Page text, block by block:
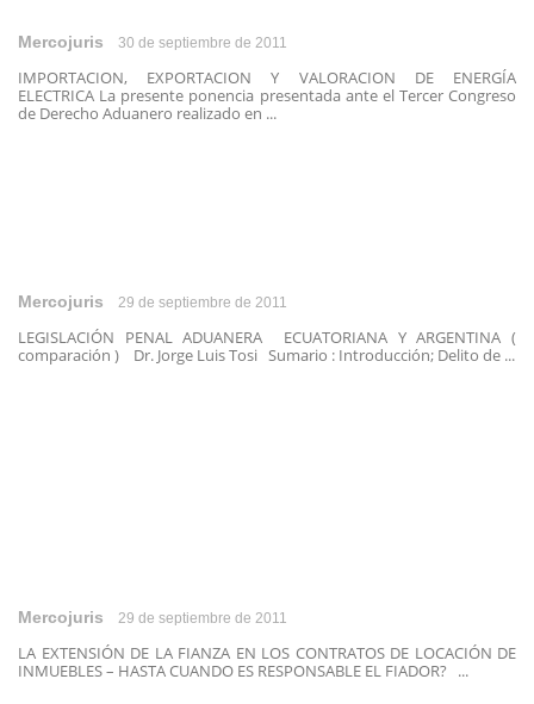
Mercojuris 30 de septiembre de 2011
IMPORTACION, EXPORTACION Y VALORACION DE ENERGÍA
ELECTRICA La presente ponencia presentada ante el Tercer Congreso
de Derecho Aduanero realizado en ...
Mercojuris 29 de septiembre de 2011
LEGISLACIÓN PENAL ADUANERA ECUATORIANA Y ARGENTINA (
comparación ) Dr. Jorge Luis Tosi Sumario : Introducción; Delito de ...
Mercojuris 29 de septiembre de 2011
LA EXTENSIÓN DE LA FIANZA EN LOS CONTRATOS DE LOCACIÓN DE
INMUEBLES – HASTA CUANDO ES RESPONSABLE EL FIADOR? ...